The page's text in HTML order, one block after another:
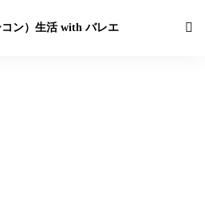
ン）生活 with バレエ